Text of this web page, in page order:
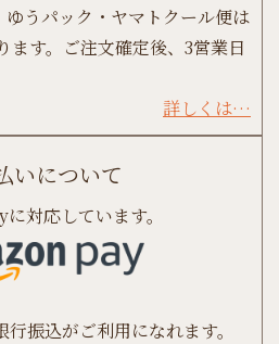
うパック・ヤマトクール便は
ます。ご注文確定後、3営業日
詳しくは…
いについて
対応しています。
振込がご利用になれます。